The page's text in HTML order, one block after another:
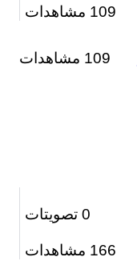
109 مشاهدات
109 مشاهدات
0 تصويتات
166 مشاهدات